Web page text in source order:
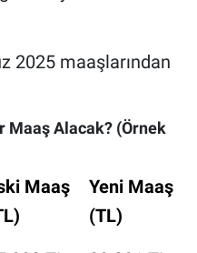
2025 maaşlarından
Maaş Alacak? (Örnek
Maaş
Yeni Maaş
(TL)